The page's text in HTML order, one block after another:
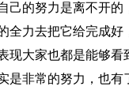
己的努力是离不开
全力去把它给完成
现大家也都是能够
是非常的努力，也